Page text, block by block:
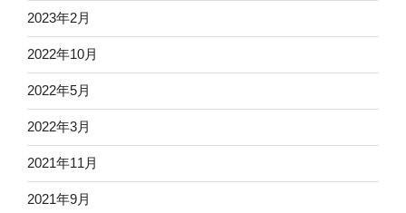
2023年2月
2022年10月
2022年5月
2022年3月
2021年11月
2021年9月